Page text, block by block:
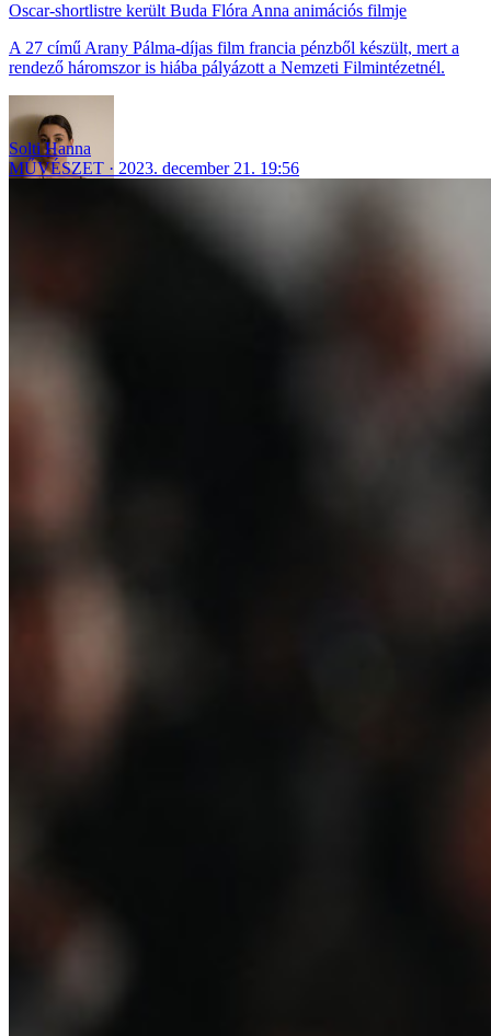
Oscar-shortlistre került Buda Flóra Anna animációs filmje
A 27 című Arany Pálma-díjas film francia pénzből készült, mert a
rendező háromszor is hiába pályázott a Nemzeti Filmintézetnél.
Solti Hanna
MŰVÉSZET
2023. december 21. 19:56